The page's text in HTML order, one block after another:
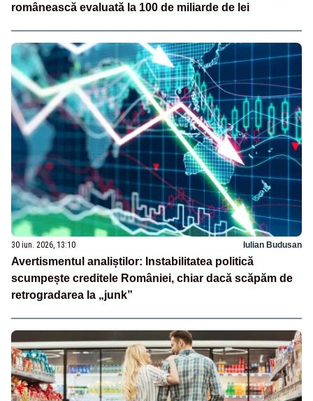
românească evaluată la 100 de miliarde de lei
30 iun. 2026, 13:10 Iulian Budusan
Avertismentul analiștilor: Instabilitatea politică
scumpește creditele României, chiar dacă scăpăm de
retrogradarea la „junk”